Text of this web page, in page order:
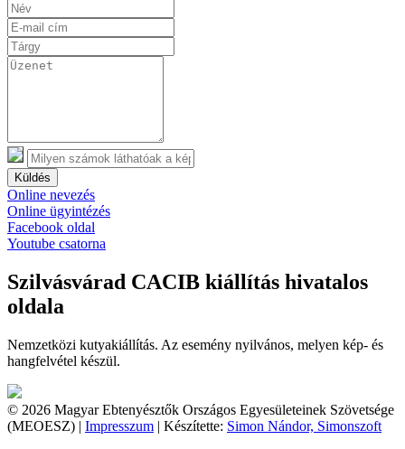
Küldés
Online nevezés
Online ügyintézés
Facebook oldal
Youtube csatorna
Szilvásvárad CACIB kiállítás hivatalos
oldala
Nemzetközi kutyakiállítás. Az esemény nyilvános, melyen kép- és
hangfelvétel készül.
© 2026 Magyar Ebtenyésztők Országos Egyesületeinek Szövetsége
(MEOESZ) | Impresszum | Készítette: Simon Nándor, Simonszoft